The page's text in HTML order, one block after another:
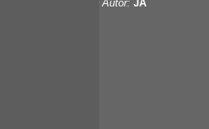
Autor: JA